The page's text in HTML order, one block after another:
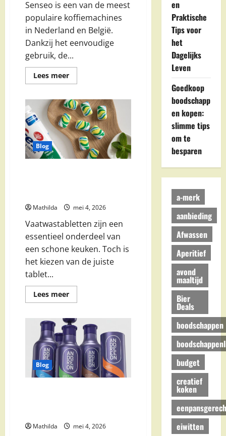
Senseo is een van de meest
populaire koffiemachines
in Nederland en België.
Dankzij het eenvoudige
gebruik, de...
Lees meerLees
meer
Aanbieding:
Korting,
Beste
Deals
en
Voordeel
Pakketten
Blog
Mathilda mei 4, 2026
Vaatwastabletten zijn een
essentieel onderdeel van
een schone keuken. Toch is
het kiezen van de juiste
tablet...
Lees meerLees
meer
vs
Finish
Vaatwastabletten:
Welke
Zijn
Het
Beste?
Blog
Mathilda mei 4, 2026
en
Praktische
Tips voor
het
Dagelijks
Leven
Goedkoop
boodschapp
en kopen:
slimme tips
om te
besparen
a-merk
aanbieding
Afwassen
Aperitief
avond
maaltijd
Bier
Deals
boodschappen
budget
creatief
koken
eiwitten